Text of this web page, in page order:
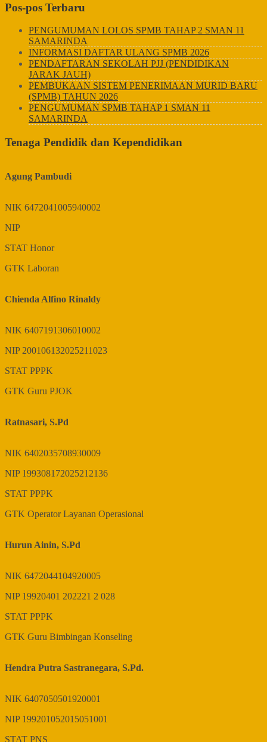
Pos-pos Terbaru
PENGUMUMAN LOLOS SPMB TAHAP 2 SMAN 11
SAMARINDA
INFORMASI DAFTAR ULANG SPMB 2026
PENDAFTARAN SEKOLAH PJJ (PENDIDIKAN
JARAK JAUH)
PEMBUKAAN SISTEM PENERIMAAN MURID BARU
(SPMB) TAHUN 2026
PENGUMUMAN SPMB TAHAP 1 SMAN 11
SAMARINDA
Tenaga Pendidik dan Kependidikan
Agung Pambudi
NIK 6472041005940002
NIP
STAT Honor
GTK Laboran
Chienda Alfino Rinaldy
NIK 6407191306010002
NIP 200106132025211023
STAT PPPK
GTK Guru PJOK
Ratnasari, S.Pd
NIK 6402035708930009
NIP 199308172025212136
STAT PPPK
GTK Operator Layanan Operasional
Hurun Ainin, S.Pd
NIK 6472044104920005
NIP 19920401 202221 2 028
STAT PPPK
GTK Guru Bimbingan Konseling
Hendra Putra Sastranegara, S.Pd.
NIK 6407050501920001
NIP 199201052015051001
STAT PNS